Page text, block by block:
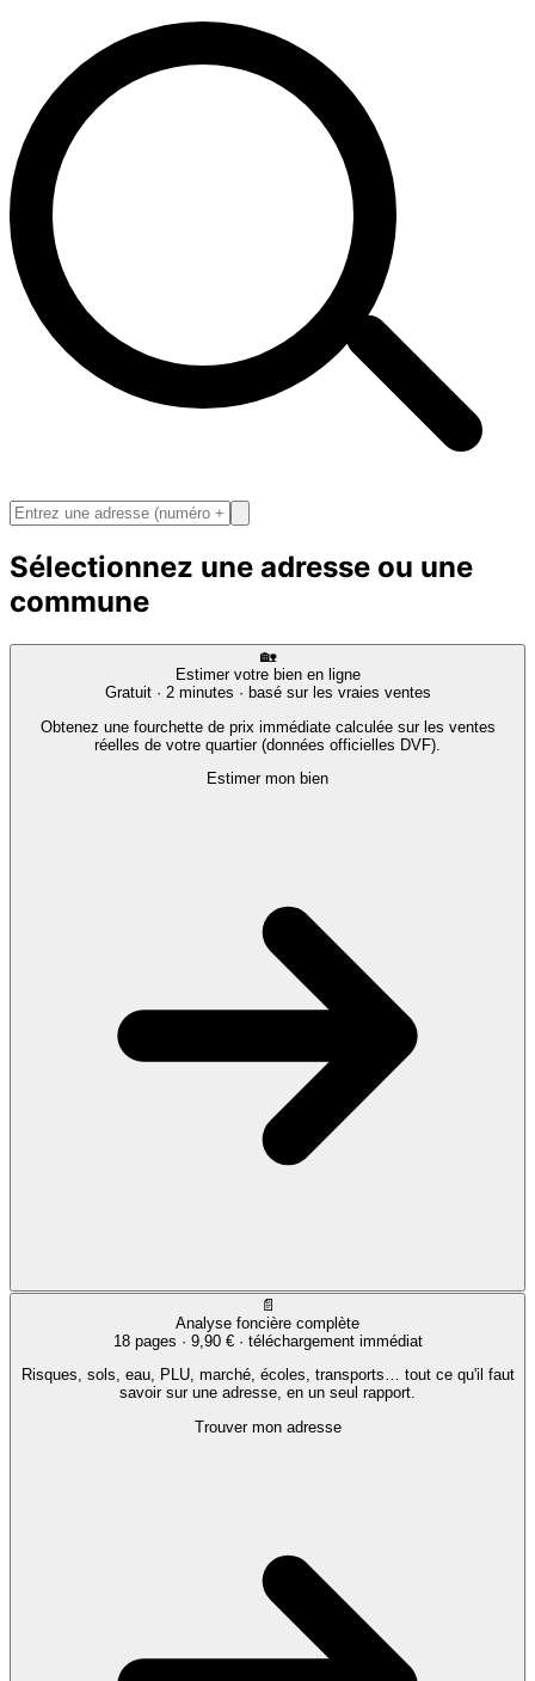
Sélectionnez une adresse ou une
commune
🏡
Estimer votre bien en ligne
Gratuit · 2 minutes · basé sur les vraies ventes
Obtenez une fourchette de prix immédiate calculée sur les ventes
réelles de votre quartier (données officielles DVF).
Estimer mon bien
📄
Analyse foncière complète
18 pages · 9,90 €· téléchargement immédiat
Risques, sols, eau, PLU, marché, écoles, transports… tout ce qu'il faut
savoir sur une adresse, en un seul rapport.
Trouver mon adresse